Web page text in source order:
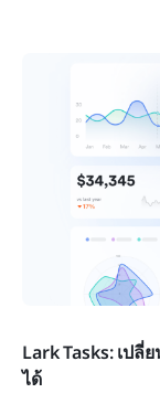
Lark Tasks: เปลี่
ได้